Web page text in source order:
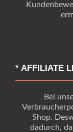
* AFFILIATE
Bei
Shop.
dadurch,